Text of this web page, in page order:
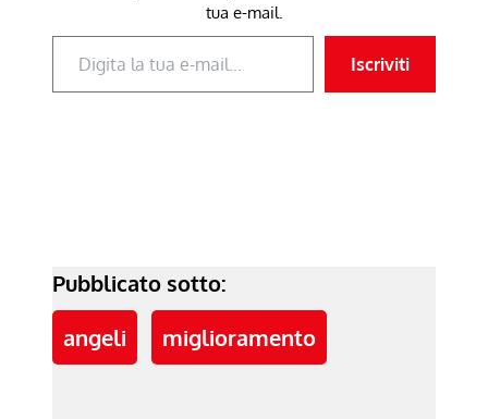
tua e-mail.
Digita la tua e-mail...
Iscriviti
Pubblicato sotto:
angeli
miglioramento